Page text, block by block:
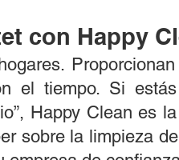
con Happy
el tiempo. Si
Happy Clean es
sobre la limpieza